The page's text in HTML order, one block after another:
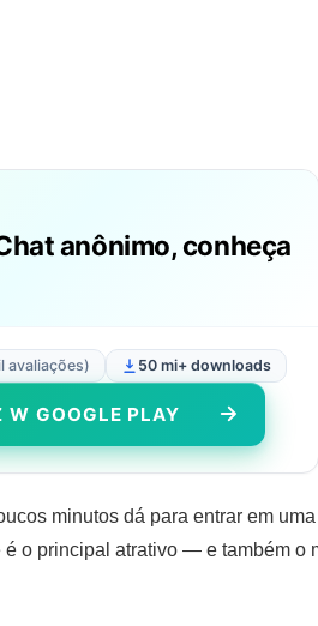
anônimo, conheça
avaliações) 50 mi+ downloads
W GOOGLE PLAY
minutos dá para entrar em
o principal atrativo — e também o